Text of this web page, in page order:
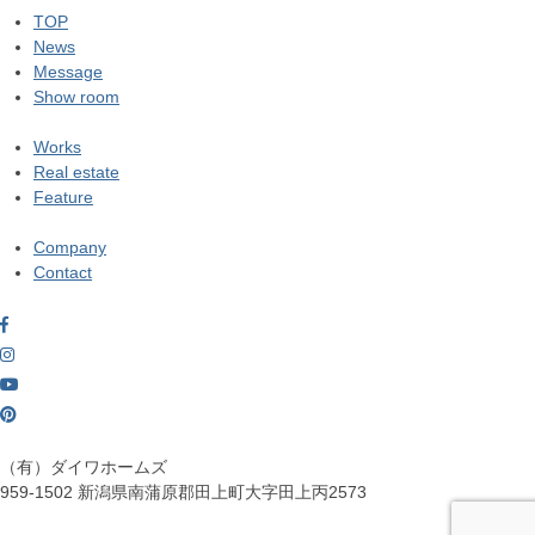
TOP
News
Message
Show room
Works
Real estate
Feature
Company
Contact
（有）ダイワホームズ
959-1502 新潟県南蒲原郡田上町大字田上丙2573